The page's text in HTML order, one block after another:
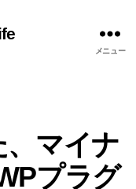
メニュー
、マイナ
プラグ